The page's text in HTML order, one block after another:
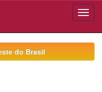
do Brasil